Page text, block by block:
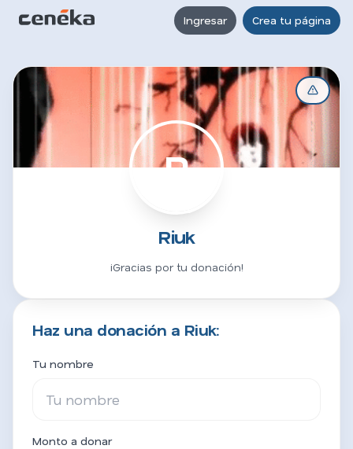
Ingresar Crea tu página
R
Riuk
¡Gracias por tu donación!
Haz una donación a Riuk:
Tu nombre
Monto a donar